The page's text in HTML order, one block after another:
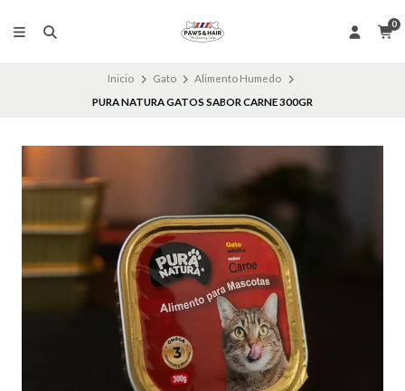
0
Inicio Gato
Alimento Humedo
PURA NATURA GATOS SABOR CARNE 300GR